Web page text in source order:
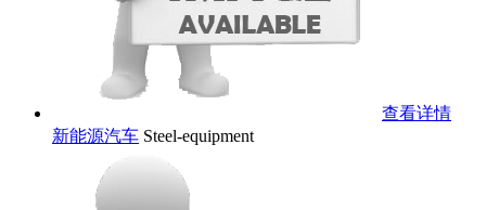
查看详情
新能源汽车 Steel-equipment